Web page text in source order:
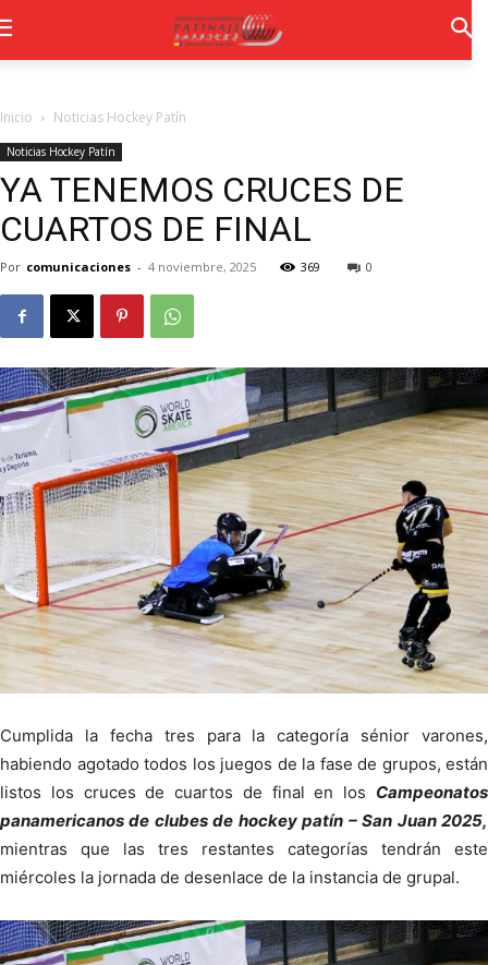
Inicio Noticias Hockey Patín
Noticias Hockey Patín
YA TENEMOS CRUCES DE
CUARTOS DE FINAL
Por comunicaciones - 4 noviembre, 2025 369 0
Cumplida la fecha tres para la categoría sénior varones,
habiendo agotado todos los juegos de la fase de grupos, están
listos los cruces de cuartos de final en los Campeonatos
panamericanos de clubes de hockey patín – San Juan 2025,
mientras que las tres restantes categorías tendrán este
miércoles la jornada de desenlace de la instancia de grupal.